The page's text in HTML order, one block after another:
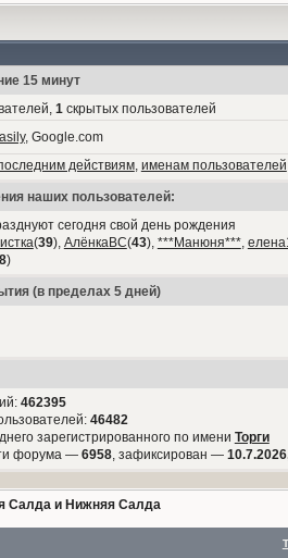
15 минут
1скрытых пользователей
, Google.com
действиям, именам пользователей
наших пользователей:
сегодня свой день рождения
(39), АлёнкаВС(43), ***Манюня***,
)
(в пределах 5 дней)
462395
46482
зарегистрированного по имени Торги
форума — 6958, зафиксирован —
Салда и Нижняя Салда